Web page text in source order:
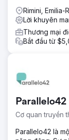
Rimini, Emilia-
Lời khuyên
Thương mại
Bắt đầu từ
Parallelo42
Cơ quan truyền
Parallelo42 là